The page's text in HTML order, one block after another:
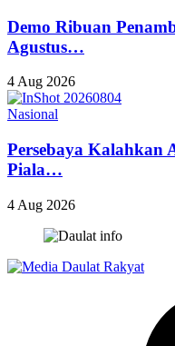
Demo Ribuan
Agustus…
4 Aug 2026
Nasional
Persebaya Kalahkan
Piala…
4 Aug 2026